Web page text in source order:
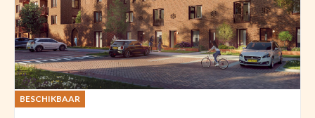
BESCHIKBAAR